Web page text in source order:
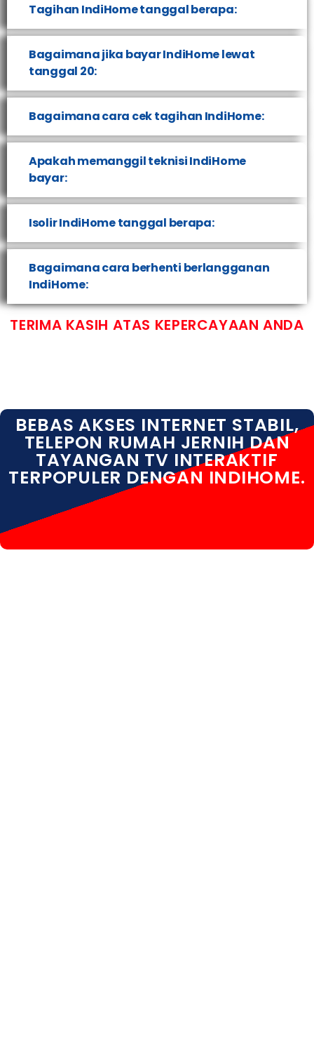
Tagihan IndiHome tanggal berapa:
Bagaimana jika bayar IndiHome lewat
tanggal 20:
Bagaimana cara cek tagihan IndiHome:
Apakah memanggil teknisi IndiHome
bayar:
Isolir IndiHome tanggal berapa:
Bagaimana cara berhenti berlangganan
IndiHome:
TERIMA KASIH ATAS KEPERCAYAAN ANDA
BEBAS AKSES INTERNET STABIL,
TELEPON RUMAH JERNIH DAN
TAYANGAN TV INTERAKTIF
TERPOPULER DENGAN INDIHOME.